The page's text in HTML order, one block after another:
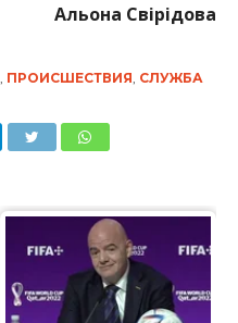
Альона Свірідова
ПРОИСШЕСТВИЯ СЛУЖБА